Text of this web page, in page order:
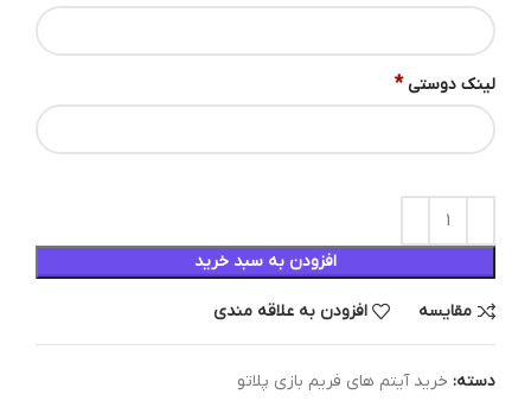
لینک دوستی *
افزودن به سبد خرید
مقایسه افزودن به علاقه مندی
دسته: خرید آیتم های فریم بازی پلاتو